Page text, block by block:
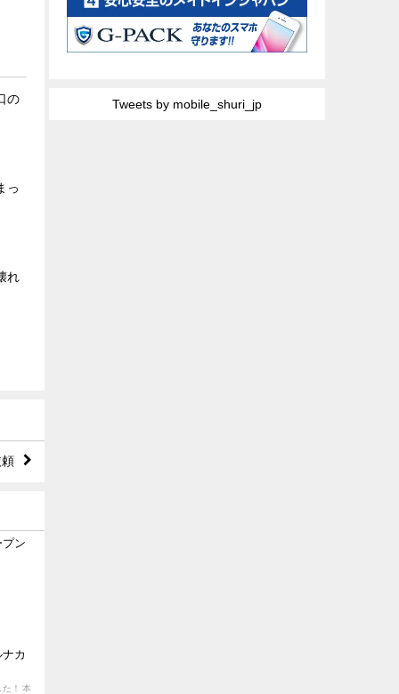
の
っ
れ
ン
カ
！ 本
Tweets by mobile_shuri_jp